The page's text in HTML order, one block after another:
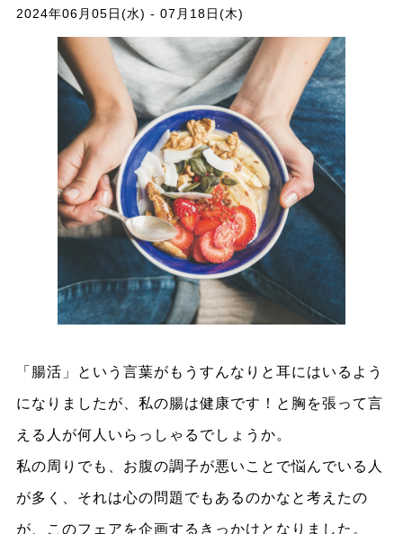
2024年06月05日(水) - 07月18日(木)
「腸活」という言葉がもうすんなりと耳にはいるよう
になりましたが、私の腸は健康です！と胸を張って言
える人が何人いらっしゃるでしょうか。
私の周りでも、お腹の調子が悪いことで悩んでいる人
が多く、それは心の問題でもあるのかなと考えたの
が、このフェアを企画するきっかけとなりました。